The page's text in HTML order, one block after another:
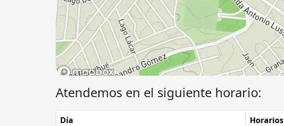
Atendemos en el siguiente horario:
Día
Horarios